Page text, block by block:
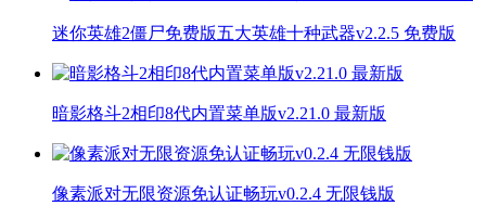
迷你英雄2僵尸免费版五大英雄十种武器v2.2.5 免费版
暗影格斗2相印8代内置菜单版v2.21.0 最新版
像素派对无限资源免认证畅玩v0.2.4 无限钱版